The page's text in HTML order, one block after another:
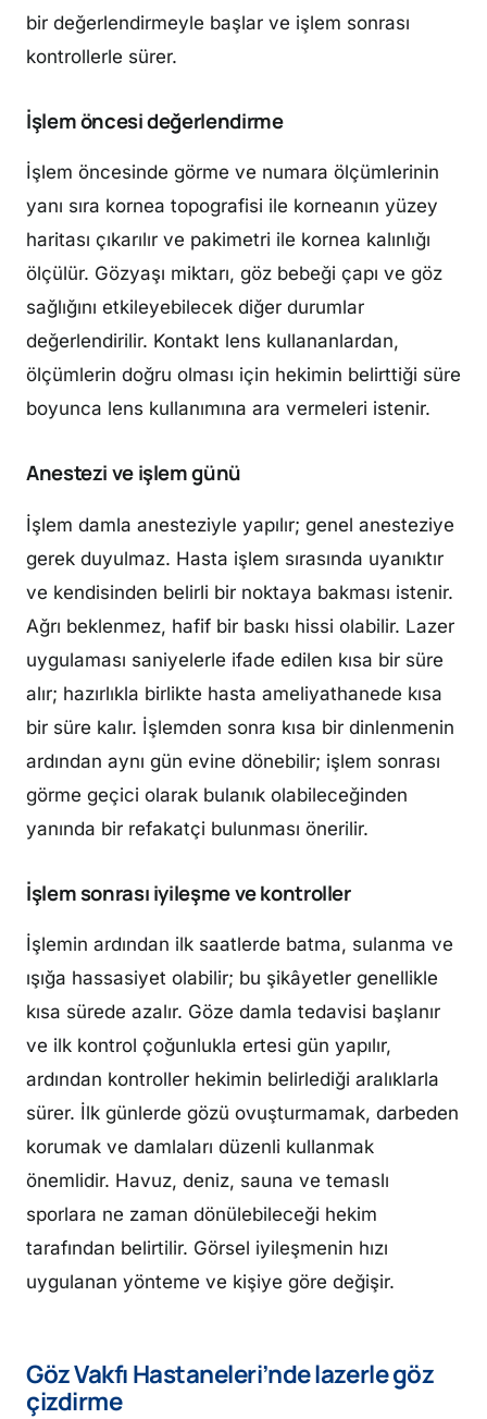
bir değerlendirmeyle başlar ve işlem sonrası
kontrollerle sürer.
İşlem öncesi değerlendirme
İşlem öncesinde görme ve numara ölçümlerinin
yanı sıra kornea topografisi ile korneanın yüzey
haritası çıkarılır ve pakimetri ile kornea kalınlığı
ölçülür. Gözyaşı miktarı, göz bebeği çapı ve göz
sağlığını etkileyebilecek diğer durumlar
değerlendirilir. Kontakt lens kullananlardan,
ölçümlerin doğru olması için hekimin belirttiği süre
boyunca lens kullanımına ara vermeleri istenir.
Anestezi ve işlem günü
İşlem damla anesteziyle yapılır; genel anesteziye
gerek duyulmaz. Hasta işlem sırasında uyanıktır
ve kendisinden belirli bir noktaya bakması istenir.
Ağrı beklenmez, hafif bir baskı hissi olabilir. Lazer
uygulaması saniyelerle ifade edilen kısa bir süre
alır; hazırlıkla birlikte hasta ameliyathanede kısa
bir süre kalır. İşlemden sonra kısa bir dinlenmenin
ardından aynı gün evine dönebilir; işlem sonrası
görme geçici olarak bulanık olabileceğinden
yanında bir refakatçi bulunması önerilir.
İşlem sonrası iyileşme ve kontroller
İşlemin ardından ilk saatlerde batma, sulanma ve
ışığa hassasiyet olabilir; bu şikâyetler genellikle
kısa sürede azalır. Göze damla tedavisi başlanır
ve ilk kontrol çoğunlukla ertesi gün yapılır,
ardından kontroller hekimin belirlediği aralıklarla
sürer. İlk günlerde gözü ovuşturmamak, darbeden
korumak ve damlaları düzenli kullanmak
önemlidir. Havuz, deniz, sauna ve temaslı
sporlara ne zaman dönülebileceği hekim
tarafından belirtilir. Görsel iyileşmenin hızı
uygulanan yönteme ve kişiye göre değişir.
Göz Vakfı Hastaneleri’nde lazerle göz
çizdirme